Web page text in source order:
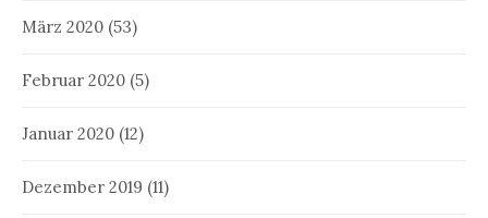
März 2020 (53)
Februar 2020 (5)
Januar 2020 (12)
Dezember 2019 (11)